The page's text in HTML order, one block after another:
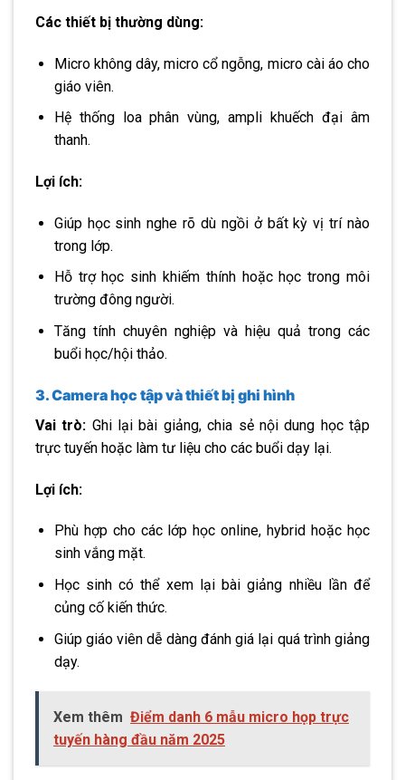
Các thiết bị thường dùng:
Micro không dây, micro cổ ngỗng, micro cài áo cho
giáo viên.
Hệ thống loa phân vùng, ampli khuếch đại âm
thanh.
Lợi ích:
Giúp học sinh nghe rõ dù ngồi ở bất kỳ vị trí nào
trong lớp.
Hỗ trợ học sinh khiếm thính hoặc học trong môi
trường đông người.
Tăng tính chuyên nghiệp và hiệu quả trong các
buổi học/hội thảo.
3. Camera học tập và thiết bị ghi hình
Vai trò: Ghi lại bài giảng, chia sẻ nội dung học tập
trực tuyến hoặc làm tư liệu cho các buổi dạy lại.
Lợi ích:
Phù hợp cho các lớp học online, hybrid hoặc học
sinh vắng mặt.
Học sinh có thể xem lại bài giảng nhiều lần để
củng cố kiến thức.
Giúp giáo viên dễ dàng đánh giá lại quá trình giảng
dạy.
Xem thêm Điểm danh 6 mẫu micro họp trực
tuyến hàng đầu năm 2025